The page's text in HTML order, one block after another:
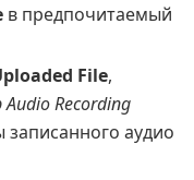
в предпочитаемый
File,
Audio Recording
записанного аудио